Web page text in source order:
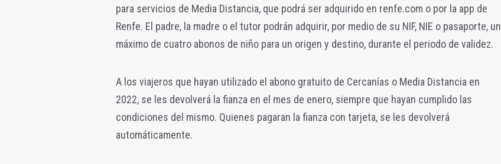
para servicios de Media Distancia, que podrá ser adquirido en renfe.com o por la app de
Renfe. El padre, la madre o el tutor podrán adquirir, por medio de su NIF, NIE o pasaporte, un
máximo de cuatro abonos de niño para un origen y destino, durante el periodo de validez.
A los viajeros que hayan utilizado el abono gratuito de Cercanías o Media Distancia en
2022, se les devolverá la fianza en el mes de enero, siempre que hayan cumplido las
condiciones del mismo. Quienes pagaran la fianza con tarjeta, se les devolverá
automáticamente.